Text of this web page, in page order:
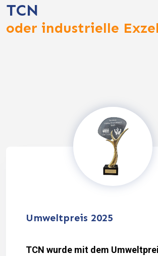
TCN
oder industrielle
Umweltpreis 2025
TCN wurde mit dem